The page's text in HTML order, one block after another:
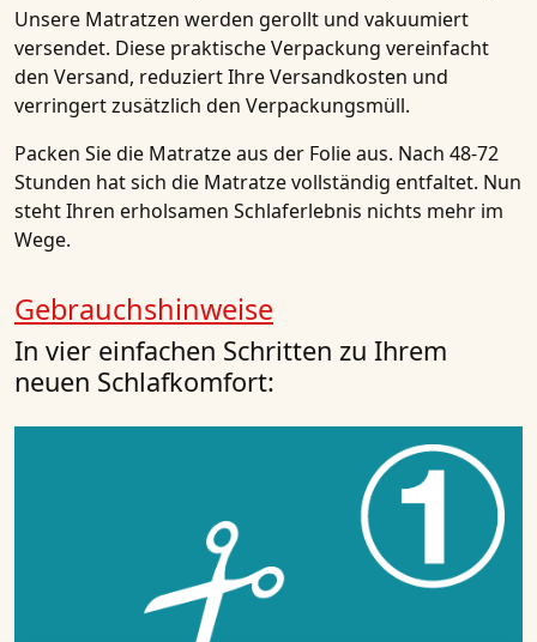
Unsere Matratzen werden gerollt und vakuumiert
versendet. Diese praktische Verpackung vereinfacht
den Versand, reduziert Ihre Versandkosten und
verringert zusätzlich den Verpackungsmüll.
Packen Sie die Matratze aus der Folie aus. Nach 48-72
Stunden hat sich die Matratze vollständig entfaltet. Nun
steht Ihren erholsamen Schlaferlebnis nichts mehr im
Wege.
Gebrauchshinweise
In vier einfachen Schritten zu Ihrem
neuen Schlafkomfort: